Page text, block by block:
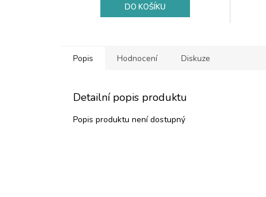
DO KOŠÍKU
Popis Hodnocení Diskuze
Detailní popis produktu
Popis produktu není dostupný